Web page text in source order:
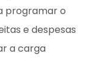
programar o
e despesas
a carga